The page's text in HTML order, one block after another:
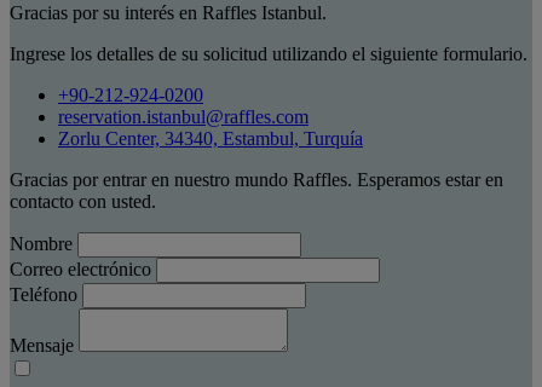
Gracias por su interés en Raffles Istanbul.
Ingrese los detalles de su solicitud utilizando el siguiente formulario.
+90-212-924-0200
reservation.istanbul@raffles.com
Zorlu Center, 34340, Estambul, Turquía
Gracias por entrar en nuestro mundo Raffles. Esperamos estar en
contacto con usted.
Nombre
Correo electrónico
Teléfono
Mensaje